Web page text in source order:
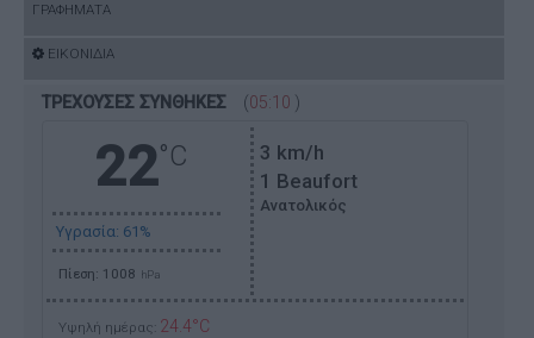
ΓΡΑΦΗΜΑΤΑ
ΕΙΚΟΝΙΔΙΑ
ΤΡΕΧΟΥΣΕΣ ΣΥΝΘΗΚΕΣ (05:10 )
22°C
Υγρασία: 61%
Πίεση: 1008 hPa
3 km/h
1 Beaufort
Ανατολικός
Υψηλή ημέρας: 24.4°C